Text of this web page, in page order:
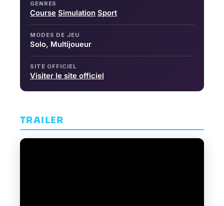
GENRES
Course Simulation Sport
MODES DE JEU
Solo, Multijoueur
SITE OFFICIEL
Visiter le site officiel
TRAILER